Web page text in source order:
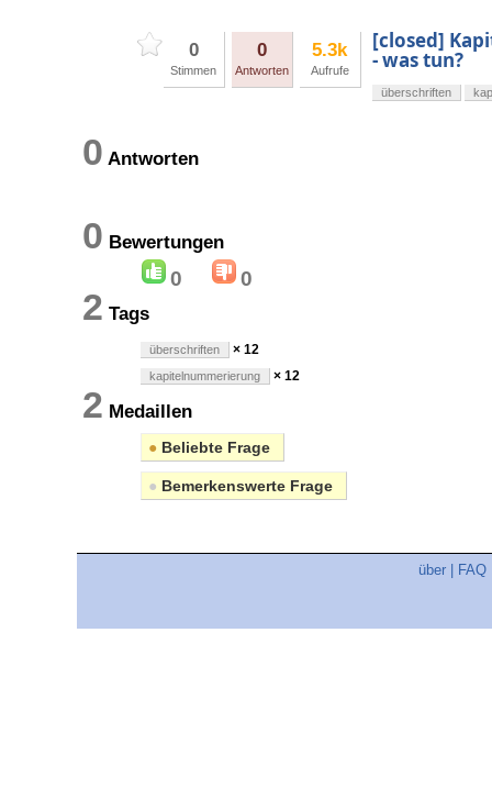
0
Stimmen
0
Antworten
5.3k
Aufrufe
[closed]
- was tun?
überschriften
0 Antworten
0 Bewertungen
0 0
2 Tags
überschriften × 12
kapitelnummerierung × 12
2 Medaillen
● Beliebte Frage
● Bemerkenswerte Frage
über FAQ